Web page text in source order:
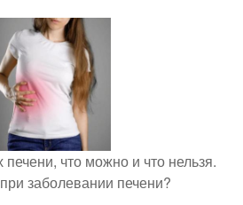
что можно и что нельзя.
заболевании печени?